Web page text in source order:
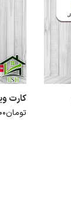
کارت
تومان